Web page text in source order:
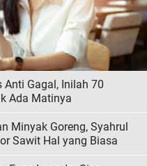
Gagal, Inilah 70
Ada Matinya
Minyak Goreng, Syahrul
Sawit Hal yang Biasa